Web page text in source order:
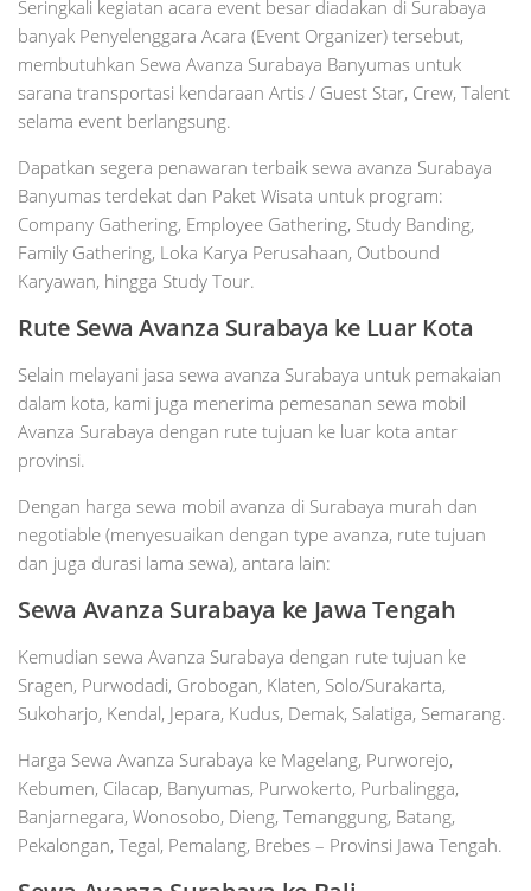
Seringkali kegiatan acara event besar diadakan di Surabaya
banyak Penyelenggara Acara (Event Organizer) tersebut,
membutuhkan Sewa Avanza Surabaya Banyumas untuk
sarana transportasi kendaraan Artis / Guest Star, Crew, Talent
selama event berlangsung.
Dapatkan segera penawaran terbaik sewa avanza Surabaya
Banyumas terdekat dan Paket Wisata untuk program:
Company Gathering, Employee Gathering, Study Banding,
Family Gathering, Loka Karya Perusahaan, Outbound
Karyawan, hingga Study Tour.
Rute Sewa Avanza Surabaya ke Luar Kota
Selain melayani jasa sewa avanza Surabaya untuk pemakaian
dalam kota, kami juga menerima pemesanan sewa mobil
Avanza Surabaya dengan rute tujuan ke luar kota antar
provinsi.
Dengan harga sewa mobil avanza di Surabaya murah dan
negotiable (menyesuaikan dengan type avanza, rute tujuan
dan juga durasi lama sewa), antara lain:
Sewa Avanza Surabaya ke Jawa Tengah
Kemudian sewa Avanza Surabaya dengan rute tujuan ke
Sragen, Purwodadi, Grobogan, Klaten, Solo/Surakarta,
Sukoharjo, Kendal, Jepara, Kudus, Demak, Salatiga, Semarang.
Harga Sewa Avanza Surabaya ke Magelang, Purworejo,
Kebumen, Cilacap, Banyumas, Purwokerto, Purbalingga,
Banjarnegara, Wonosobo, Dieng, Temanggung, Batang,
Pekalongan, Tegal, Pemalang, Brebes – Provinsi Jawa Tengah.